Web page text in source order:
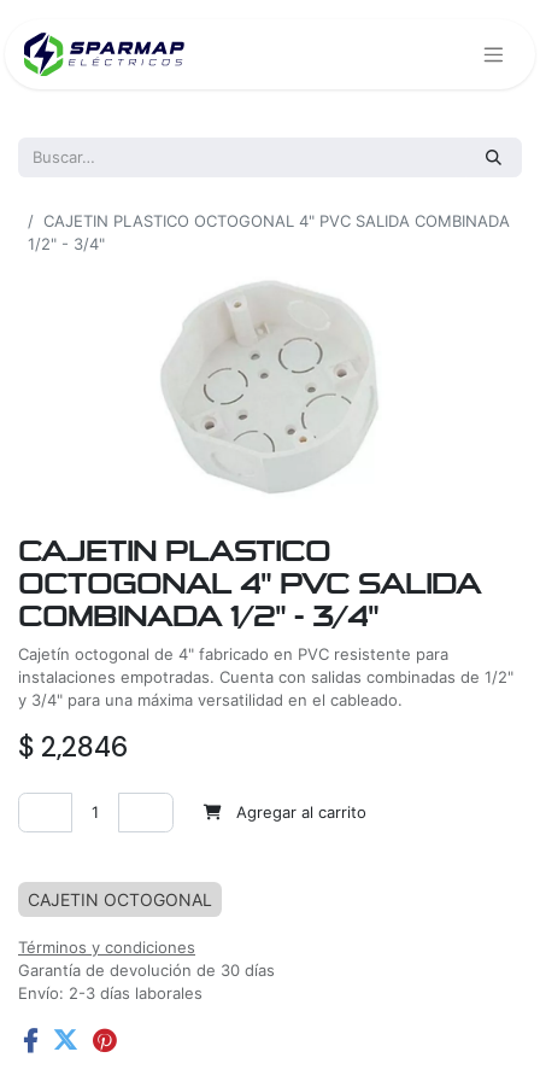
CAJETIN PLASTICO OCTOGONAL 4" PVC SALIDA COMBINADA
1/2" - 3/4"
CAJETIN PLASTICO
OCTOGONAL 4" PVC SALIDA
COMBINADA 1/2" - 3/4"
Cajetín octogonal de 4" fabricado en PVC resistente para
instalaciones empotradas. Cuenta con salidas combinadas de 1/2"
y 3/4" para una máxima versatilidad en el cableado.
$ 2,2846
Agregar al carrito
CAJETIN OCTOGONAL
Términos y condiciones
Garantía de devolución de 30 días
Envío: 2-3 días laborales